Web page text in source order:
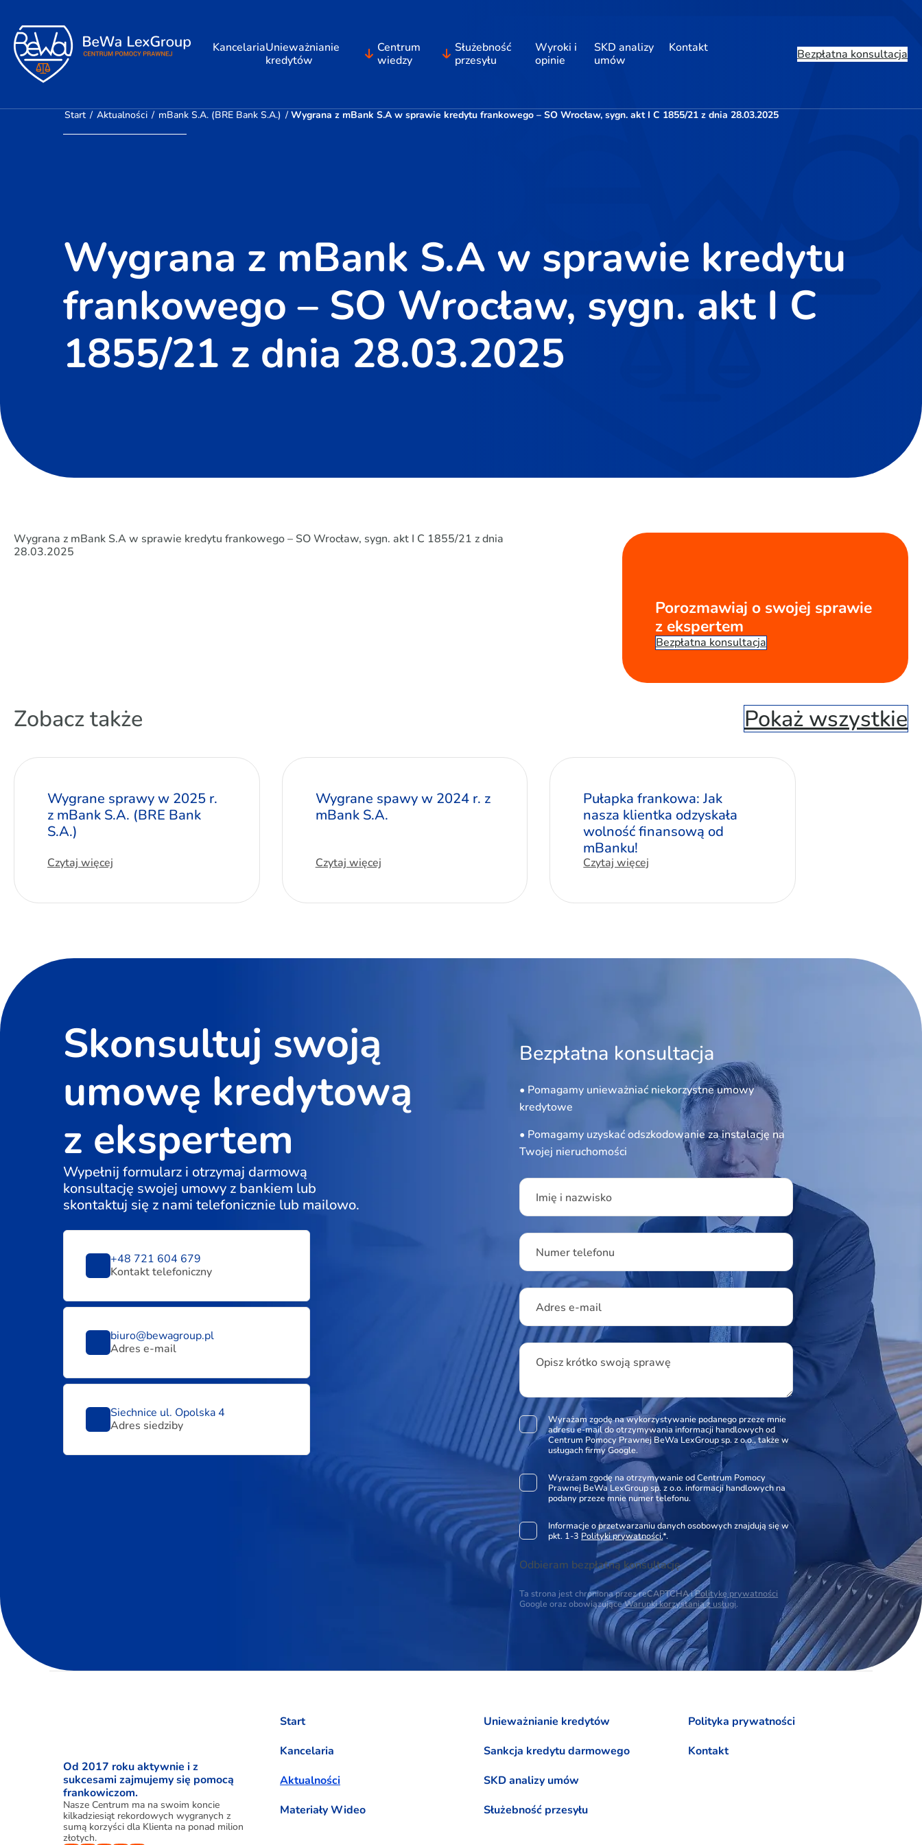
KancelariaUnieważnianie
kredytów
Centrum
wiedzy
Służebność
przesyłu
Wyroki i
opinie
SKD analizy
umów
Kontakt Bezpłatna konsultacja
Start / Aktualności / mBank S.A. (BRE Bank S.A.) / Wygrana z mBank S.A w sprawie kredytu frankowego – SO Wrocław, sygn. akt I C 1855/21 z dnia 28.03.2025
Wygrana z mBank S.A w sprawie kredytu
frankowego – SO Wrocław, sygn. akt I C
1855/21 z dnia 28.03.2025
Wygrana z mBank S.A w sprawie kredytu frankowego – SO Wrocław, sygn. akt I C 1855/21 z dnia
28.03.2025
Porozmawiaj o swojej sprawie
z ekspertem
Bezpłatna konsultacja
Zobacz także Pokaż wszystkie
Wygrane sprawy w 2025 r.
z mBank S.A. (BRE Bank
S.A.)
Czytaj więcej
Wygrane spawy w 2024 r. z
mBank S.A.
Czytaj więcej
Pułapka frankowa: Jak
nasza klientka odzyskała
wolność finansową od
mBanku!
Czytaj więcej
Skonsultuj swoją
umowę kredytową
z ekspertem
Wypełnij formularz i otrzymaj darmową
konsultację swojej umowy z bankiem lub
skontaktuj się z nami telefonicznie lub mailowo.
+48 721 604 679
Kontakt telefoniczny
biuro@bewagroup.pl
Adres e-mail
Siechnice ul. Opolska 4
Adres siedziby
Bezpłatna konsultacja
• Pomagamy unieważniać niekorzystne umowy
kredytowe
• Pomagamy uzyskać odszkodowanie za instalację na
Twojej nieruchomości
Please leave this field empty.
Imię i nazwisko
Numer telefonu
Adres e-mail
Opisz krótko swoją sprawę
Wyrażam zgodę na wykorzystywanie podanego przeze mnie
adresu e-mail do otrzymywania informacji handlowych od
Centrum Pomocy Prawnej BeWa LexGroup sp. z o.o., także w
usługach firmy Google.
Wyrażam zgodę na otrzymywanie od Centrum Pomocy
Prawnej BeWa LexGroup sp. z o.o. informacji handlowych na
podany przeze mnie numer telefonu.
Informacje o przetwarzaniu danych osobowych znajdują się w
pkt. 1-3 Polityki prywatności.*.
Odbieram bezpłatną konsultację
Ta strona jest chroniona przez reCAPTCHA iPolitykę prywatności
Google oraz obowiązująceWarunki korzystania z usługi.
Od 2017 roku aktywnie i z
sukcesami zajmujemy się pomocą
frankowiczom.
Nasze Centrum ma na swoim koncie
kilkadziesiąt rekordowych wygranych z
sumą korzyści dla Klienta na ponad milion
złotych.
Start
Kancelaria
Aktualności
Materiały Wideo
Unieważnianie kredytów
Sankcja kredytu darmowego
SKD analizy umów
Służebność przesyłu
Polityka prywatności
Kontakt